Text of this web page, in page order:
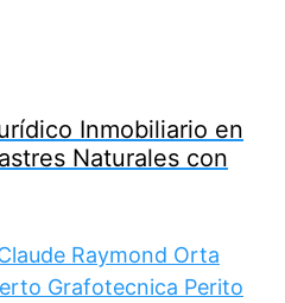
Inmobiliario en
Naturales con
Raymond Orta
Grafotecnica Perito